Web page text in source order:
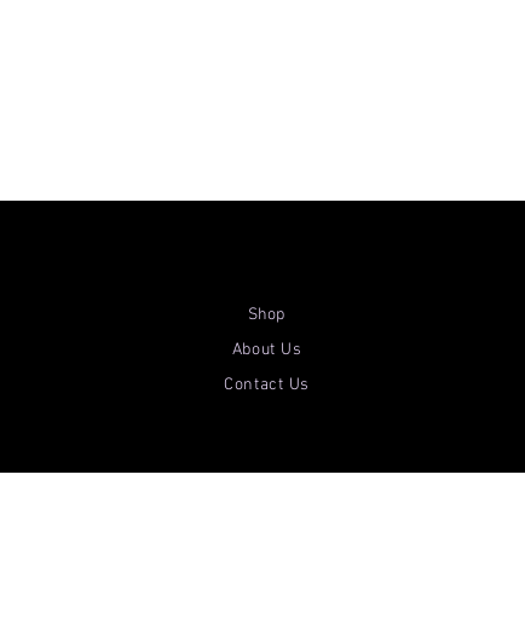
Shop
About Us
Contact Us